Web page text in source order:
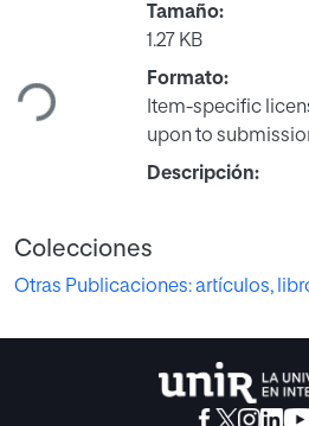
Cargando...
Tamaño:
1.27 KB
Formato:
Item-specific
upon to
Descripción:
Colecciones
Otras Publicaciones: artículos,